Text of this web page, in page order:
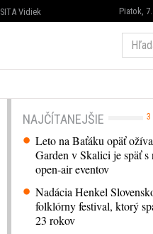
Piatok,
SITA Vidiek
Hľadať:
3
NAJČÍTANEJŠIE
Leto na Baťáku opäť
Garden v Skalici je späť s
open-air eventov
Nadácia Henkel
folklórny festival, ktorý
23 rokov